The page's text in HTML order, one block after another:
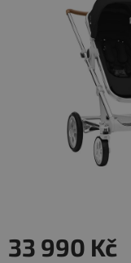
33 990 Kč